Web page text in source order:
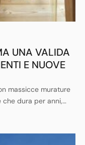
UNA VALIDA
E NUOVE
massicce murature
dura per anni,
e durevoli.